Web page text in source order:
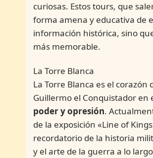
curiosas. Estos tours, que
forma amena y educativa de
información histórica, sino
más memorable.
La Torre Blanca
La Torre Blanca es el
Guillermo el Conquistador en
poder y opresión.
de la exposición «Line of
recordatorio de la historia
y el arte de la guerra a lo